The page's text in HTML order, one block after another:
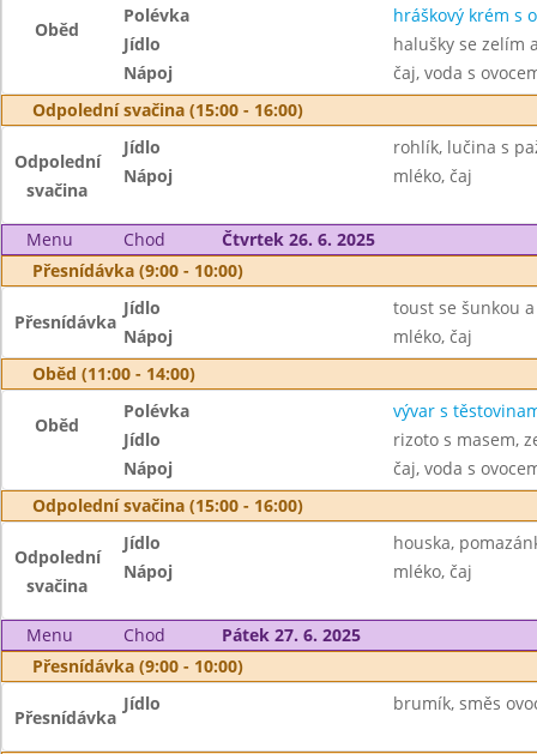
Oběd
Polévka
hráškový krém s
Jídlo
halušky se zelím
Nápoj
čaj, voda s
Odpolední svačina (15:00 - 16:00)
Odpolední
svačina
Jídlo
rohlík, lučina s
Nápoj
mléko, čaj
Menu Chod
Čtvrtek 26. 6. 2025
Přesnídávka (9:00 - 10:00)
Přesnídávka
Jídlo
toust se šunkou
Nápoj
mléko, čaj
Oběd (11:00 - 14:00)
Oběd
Polévka
vývar s
Jídlo
rizoto s masem,
Nápoj
čaj, voda s
Odpolední svačina (15:00 - 16:00)
Odpolední
svačina
Jídlo
houska,
Nápoj
mléko, čaj
Menu Chod
Pátek 27. 6. 2025
Přesnídávka (9:00 - 10:00)
Přesnídávka
Jídlo brumík, směs